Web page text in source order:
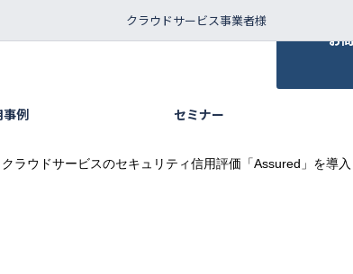
クラウドサービス事業者様
お
例 セミナー
ラウドサービスのセキュリティ信用評価「Assured」を導入